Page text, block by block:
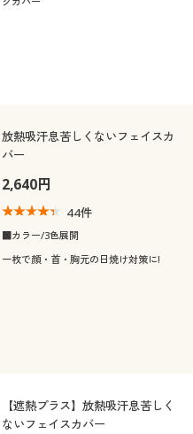
文
(4〜4.9)
ストレッチ
放熱吸汗息苦しくないフェイスカ
バー
2,640円
44件
■カラー/3色展開
一枚で顔・首・胸元の日焼け対策に!
【遮熱プラス】放熱吸汗息苦しく
ないフェイスカバー